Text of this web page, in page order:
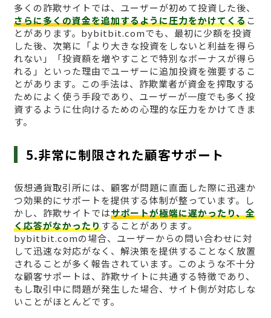
多くの詐欺サイトでは、ユーザーが初めて投資した後、
さらに多くの資金を追加するように圧力をかけてくるこ
とがあります。bybitbit.comでも、最初に少額を投資
した後、次第に「より大きな投資をしないと利益を得ら
れない」「投資額を増やすことで特別なボーナスが得ら
れる」といった理由でユーザーに追加投資を強要するこ
とがあります。この手法は、詐欺業者が資金を搾取する
ためによく使う手段であり、ユーザーが一度でも多く投
資するように仕向けるための心理的な圧力をかけてきま
す。
5.非常に制限された顧客サポート
仮想通貨取引所には、顧客が問題に直面した際に迅速か
つ効果的にサポートを提供する体制が整っています。し
かし、詐欺サイトではサポートが極端に遅かったり、全
く応答がなかったりすることがあります。
bybitbit.comの場合、ユーザーからの問い合わせに対
して迅速な対応がなく、解決策を提供することなく放置
されることが多く報告されています。このような不十分
な顧客サポートは、詐欺サイトに共通する特徴であり、
もし取引中に問題が発生した場合、サイト側が対応しな
いことがほとんどです。